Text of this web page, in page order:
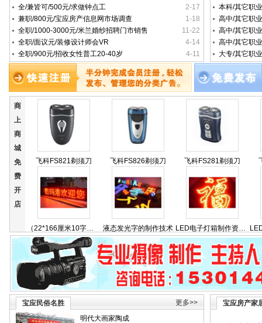
2-17
全/兼皆可/500元/求做钟点工
1-18
兼职/800元/宝应房产信息网市场调查
11-22
全职/1000-3000元/米兰婚纱招聘门市销售
4-14
全职/面议元/装修设计师会VR
4-11
全职/900元/招收女性普工20-40岁
本科/其它职
高中/其它职
高中/其它职
高中/其它职
大专/其它职
商
上
商
城
免
费
开
店
飞科FS821剃须刀 飞科FS826剃须刀 飞科FS281剃须刀
（22*166厘米10字屏） 液态发光字的制作技术 LED电子灯箱制作资料-看不会退款 LED
更多>>
宝应民俗名胜
明代大画家陶成
宝应房产家